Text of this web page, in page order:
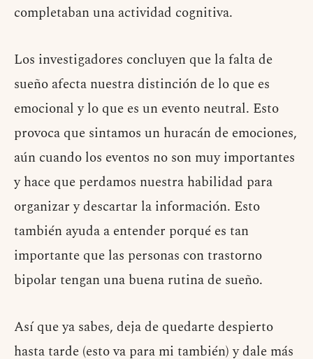
completaban una actividad cognitiva.
Los investigadores concluyen que la falta de
sueño afecta nuestra distinción de lo que es
emocional y lo que es un evento neutral. Esto
provoca que sintamos un huracán de emociones,
aún cuando los eventos no son muy importantes
y hace que perdamos nuestra habilidad para
organizar y descartar la información. Esto
también ayuda a entender porqué es tan
importante que las personas con trastorno
bipolar tengan una buena rutina de sueño.
Así que ya sabes, deja de quedarte despierto
hasta tarde (esto va para mi también) y dale más